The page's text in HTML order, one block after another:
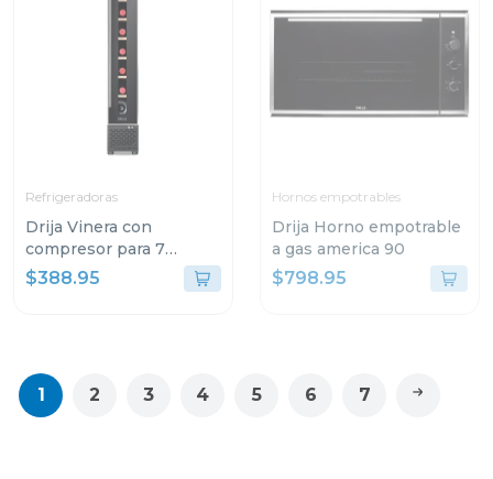
Refrigeradoras
Drija Vinera con
compresor para 7
botellas malbec 7
$388.95
Hornos empotrables
Drija Horno empotrable
a gas america 90
$798.95
1 2 3 4 5 6 7